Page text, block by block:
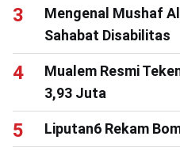
Mengenal Mushaf
Sahabat Disabilitas
Mualem Resmi
3,93 Juta
Liputan6 Rekam